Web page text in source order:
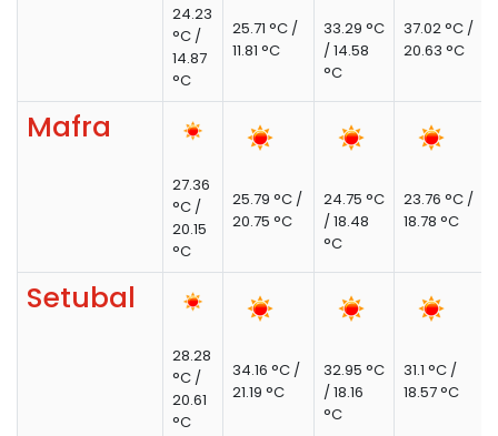
24.23
°C /
14.87
°C
25.71 °C /
11.81 °C
33.29 °C
/ 14.58
°C
37.02 °C /
20.63 °C
Mafra
27.36
°C /
20.15
°C
25.79 °C /
20.75 °C
24.75 °C
/ 18.48
°C
23.76 °C /
18.78 °C
Setubal
28.28
°C /
20.61
°C
34.16 °C /
21.19 °C
32.95 °C
/ 18.16
°C
31.1 °C /
18.57 °C